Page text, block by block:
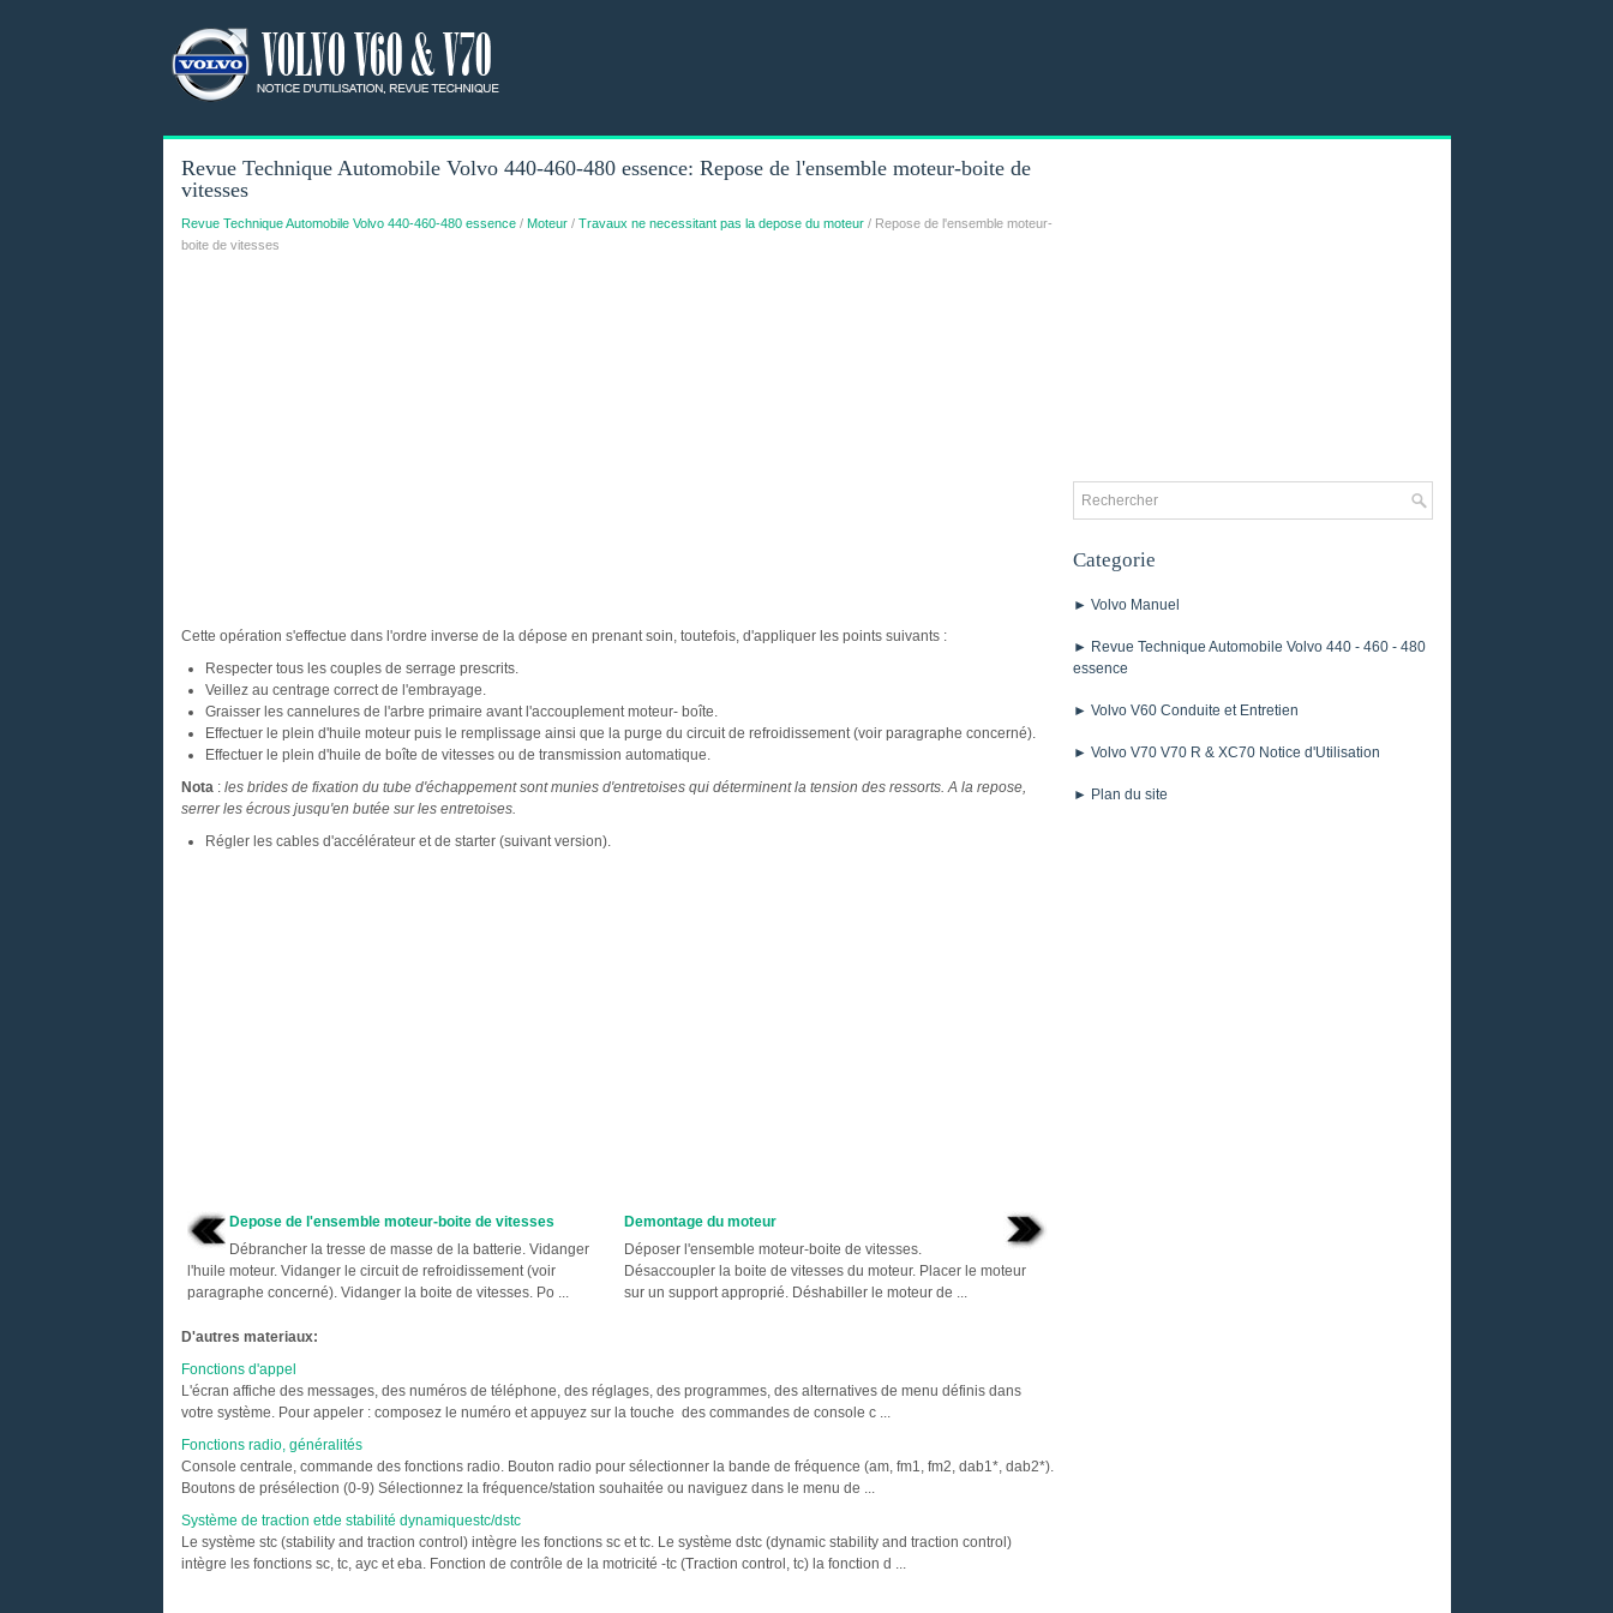
Revue Technique Automobile Volvo 440-460-480 essence: Repose de l'ensemble moteur-boite de
vitesses
Revue Technique Automobile Volvo 440-460-480 essence/ Moteur/ Travaux ne necessitant pas la depose du moteur/ Repose de l'ensemble moteur-
boite de vitesses
Cette opération s'effectue dans l'ordre inverse de la dépose en prenant soin, toutefois, d'appliquer les points suivants :
Respecter tous les couples de serrage prescrits.
Veillez au centrage correct de l'embrayage.
Graisser les cannelures de l'arbre primaire avant l'accouplement moteur- boîte.
Effectuer le plein d'huile moteur puis le remplissage ainsi que la purge du circuit de refroidissement (voir paragraphe concerné).
Effectuer le plein d'huile de boîte de vitesses ou de transmission automatique.
Nota : les brides de fixation du tube d'échappement sont munies d'entretoises qui déterminent la tension des ressorts. A la repose,
serrer les écrous jusqu'en butée sur les entretoises.
Régler les cables d'accélérateur et de starter (suivant version).
Depose de l'ensemble moteur-boite de vitesses
Débrancher la tresse de masse de la batterie. Vidanger
l'huile moteur. Vidanger le circuit de refroidissement (voir
paragraphe concerné). Vidanger la boite de vitesses. Po ...
Demontage du moteur
Déposer l'ensemble moteur-boite de vitesses.
Désaccoupler la boite de vitesses du moteur. Placer le moteur
sur un support approprié. Déshabiller le moteur de ...
D'autres materiaux:
Fonctions d'appel
L'écran affiche des messages, des numéros de téléphone, des réglages, des programmes, des alternatives de menu définis dans
votre système. Pour appeler : composez le numéro et appuyez sur la touche des commandes de console c ...
Fonctions radio, généralités
Console centrale, commande des fonctions radio. Bouton radio pour sélectionner la bande de fréquence (am, fm1, fm2, dab1*, dab2*).
Boutons de présélection (0-9) Sélectionnez la fréquence/station souhaitée ou naviguez dans le menu de ...
Système de traction etde stabilité dynamiquestc/dstc
Le système stc (stability and traction control) intègre les fonctions sc et tc. Le système dstc (dynamic stability and traction control)
intègre les fonctions sc, tc, ayc et eba. Fonction de contrôle de la motricité -tc (Traction control, tc) la fonction d ...
Categorie
► Volvo Manuel
► Revue Technique Automobile Volvo 440 - 460 - 480
essence
► Volvo V60 Conduite et Entretien
► Volvo V70 V70 R & XC70 Notice d'Utilisation
► Plan du site